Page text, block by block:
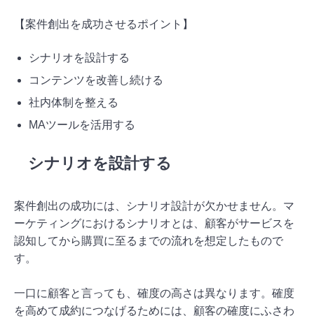
【案件創出を成功させるポイント】
シナリオを設計する
コンテンツを改善し続ける
社内体制を整える
MAツールを活用する
シナリオを設計する
案件創出の成功には、シナリオ設計が欠かせません。マ
ーケティングにおけるシナリオとは、顧客がサービスを
認知してから購買に至るまでの流れを想定したもので
す。
一口に顧客と言っても、確度の高さは異なります。確度
を高めて成約につなげるためには、顧客の確度にふさわ